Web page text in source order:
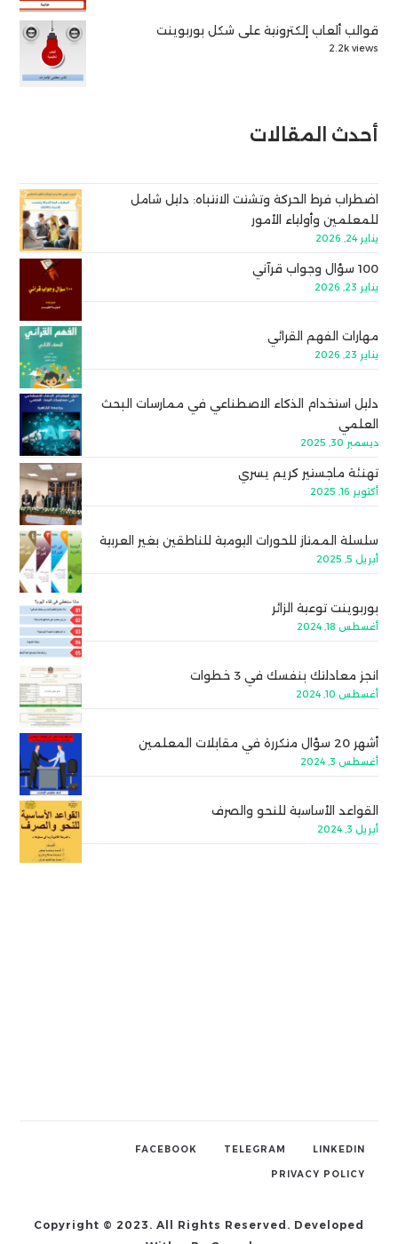
قوالب ألعاب إلكترونية على شكل بوربوينت
2.2k views
أحدث المقالات
اضطراب فرط الحركة وتشتت الانتباه: دليل شامل
للمعلمين وأولياء الأمور
يناير 24, 2026
100 سؤال وجواب قرآني
يناير 23, 2026
مهارات الفهم القرائي
يناير 23, 2026
دليل استخدام الذكاء الاصطناعي في ممارسات البحث
العلمي
ديسمبر 30, 2025
تهنئة ماجستير كريم يسري
أكتوبر 16, 2025
سلسلة الممتاز للحورات اليومية للناطقين بغير العربية
أبريل 5, 2025
بوربوينت توعية الزائر
أغسطس 18, 2024
انجز معادلتك بنفسك في 3 خطوات
أغسطس 10, 2024
أشهر 20 سؤال متكررة في مقابلات المعلمين
أغسطس 3, 2024
القواعد الأساسية للنحو والصرف
أبريل 3, 2024
LINKEDIN
TELEGRAM
FACEBOOK
PRIVACY POLICY
Copyright © 2023. All Rights Reserved. Developed